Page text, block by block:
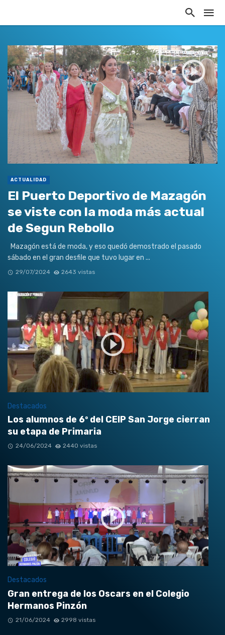
ACTUALIDAD
El Puerto Deportivo de Mazagón
se viste con la moda más actual
de Segun Rebollo
Mazagón está de moda, y eso quedó demostrado el pasado
sábado en el gran desfile que tuvo lugar en ...
29/07/2024 2643 vistas
Destacados
Los alumnos de 6º del CEIP San Jorge cierran
su etapa de Primaria
24/06/2024 2440 vistas
Destacados
Gran entrega de los Oscars en el Colegio
Hermanos Pinzón
21/06/2024 2998 vistas